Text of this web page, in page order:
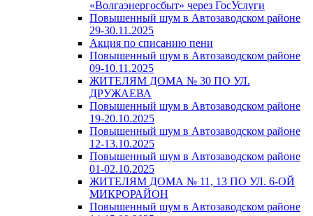
«Волгаэнергосбыт» через ГосУслуги
Повышенный шум в Автозаводском районе
29-30.11.2025
Акция по списанию пени
Повышенный шум в Автозаводском районе
09-10.11.2025
ЖИТЕЛЯМ ДОМА № 30 ПО УЛ.
ДРУЖАЕВА
Повышенный шум в Автозаводском районе
19-20.10.2025
Повышенный шум в Автозаводском районе
12-13.10.2025
Повышенный шум в Автозаводском районе
01-02.10.2025
ЖИТЕЛЯМ ДОМА № 11, 13 ПО УЛ. 6-ОЙ
МИКРОРАЙОН
Повышенный шум в Автозаводском районе